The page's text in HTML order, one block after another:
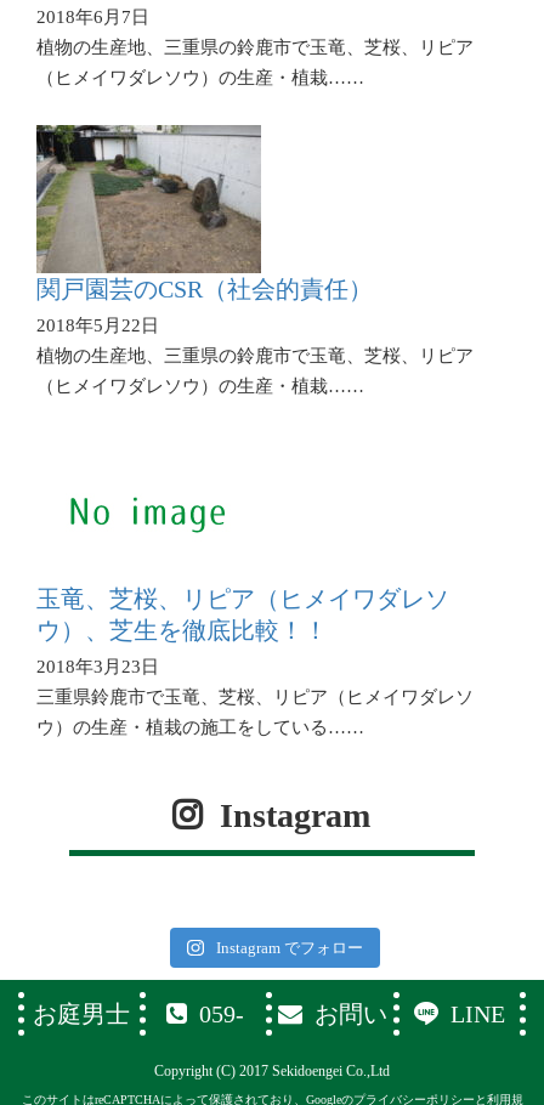
2018年6月7日
植物の生産地、三重県の鈴鹿市で玉竜、芝桜、リピア
（ヒメイワダレソウ）の生産・植栽……
関戸園芸のCSR（社会的責任）
2018年5月22日
植物の生産地、三重県の鈴鹿市で玉竜、芝桜、リピア
（ヒメイワダレソウ）の生産・植栽……
玉竜、芝桜、リピア（ヒメイワダレソ
ウ）、芝生を徹底比較！！
2018年3月23日
三重県鈴鹿市で玉竜、芝桜、リピア（ヒメイワダレソ
ウ）の生産・植栽の施工をしている……
Instagram
Instagram でフォロー
お庭男士
059-
お問い
LINE
Copyright (C) 2017 Sekidoengei Co.,Ltd
このサイトはreCAPTCHAによって保護されており、Googleのプライバシーポリシーと利用規